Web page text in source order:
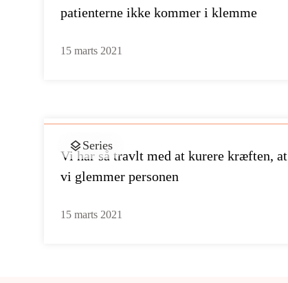
patienterne ikke kommer i klemme
15 marts 2021
Series
Vi har så travlt med at kurere kræften, at
vi glemmer personen
15 marts 2021